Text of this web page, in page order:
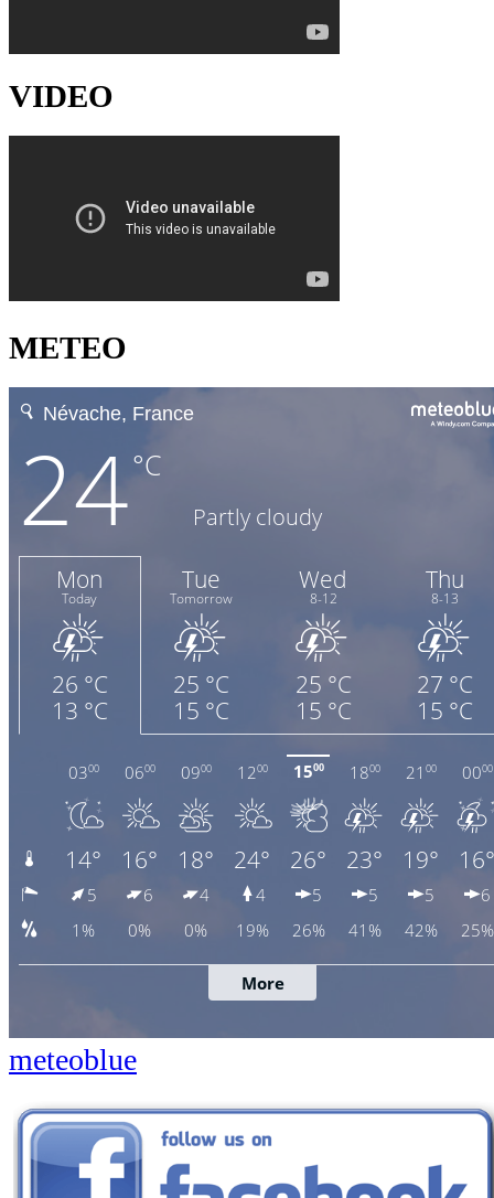
VIDEO
METEO
meteoblue